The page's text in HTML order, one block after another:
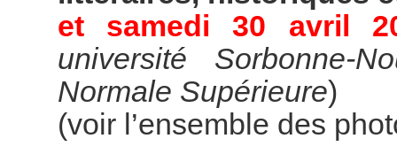
et samedi 30 avril
université
Normale Supérieure)
(voir l’ensemble des